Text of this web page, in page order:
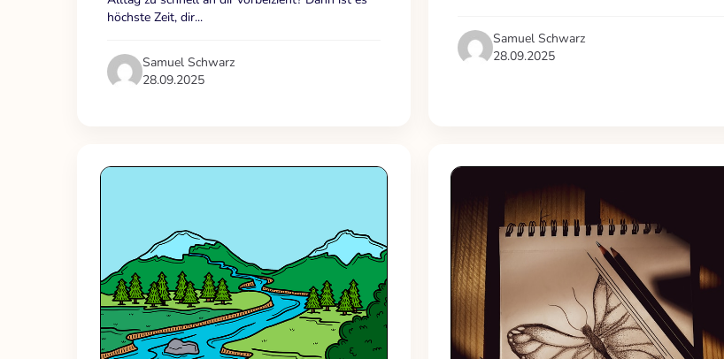
höchste Zeit, dir...
Samuel Schwarz
28.09.2025
Samuel Schwarz
28.09.2025